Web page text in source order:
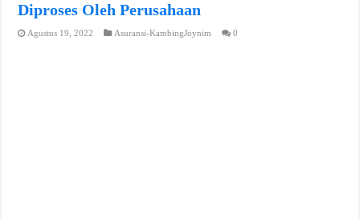
Diproses Oleh Perusahaan
Agustus 19, 2022 Asuransi-KambingJoynim 0